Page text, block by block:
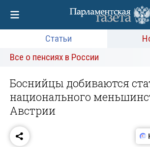
Статьи
Все о пенсиях в России
Боснийцы добиваются
национального
Австрии